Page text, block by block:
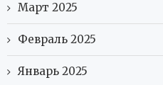
Март 2025
Февраль 2025
Январь 2025